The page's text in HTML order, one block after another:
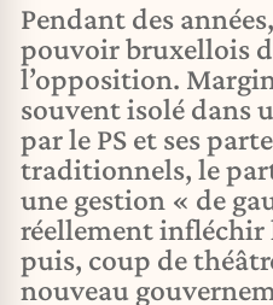
Pendant des
pouvoir bruxellois
l’opposition.
souvent isolé dans
par le PS et ses
traditionnels, le
une gestion « de
réellement infléchir
puis, coup de
nouveau